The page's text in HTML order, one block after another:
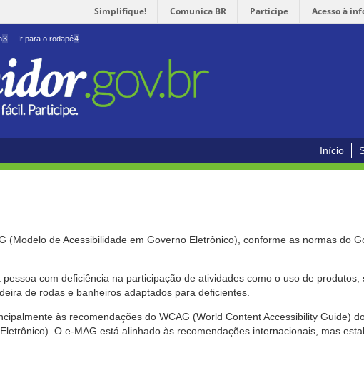
Simplifique! Comunica BR Participe Acesso à
3 Ir para o rodapé4
Início
(Modelo de Acessibilidade em Governo Eletrônico), conforme as normas do
com deficiência na participação de atividades como o uso de
de rodas e banheiros adaptados para deficientes.
às recomendações do WCAG (World Content Accessibility Guide)
O e-MAG está alinhado às recomendações internacionais, mas